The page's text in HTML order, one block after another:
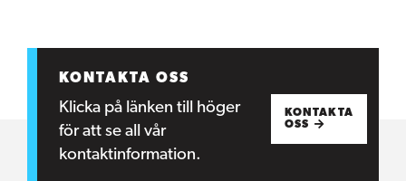
KONTAKTA OSS
Klicka på länken till höger
för att se all vår
kontaktinformation.
KONTAKTA
OSS